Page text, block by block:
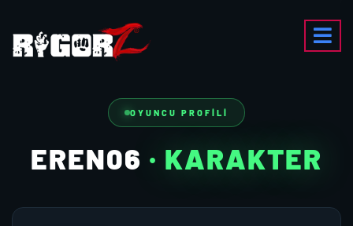
OYUNCU PROFILI
EREN06 · KARAKTER